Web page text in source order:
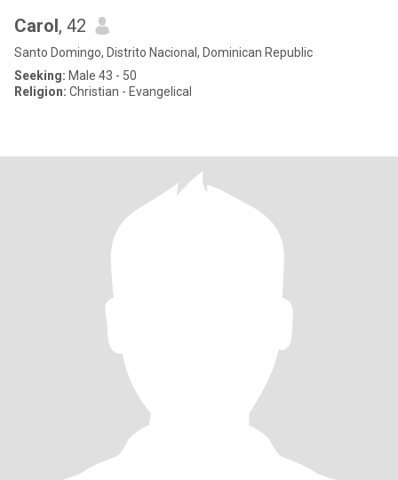
Carol, 42
Santo Domingo, Distrito Nacional, Dominican Republic
Seeking: Male 43 - 50
Religion: Christian - Evangelical